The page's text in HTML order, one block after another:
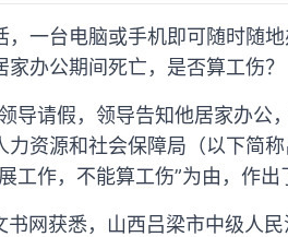
一台电脑或手机即可随时随
办公期间死亡，是否算工伤？
导请假，领导告知他居家办公
资源和社会保障局（以下简
工作，不能算工伤”为由，作出
书网获悉，山西吕梁市中级人